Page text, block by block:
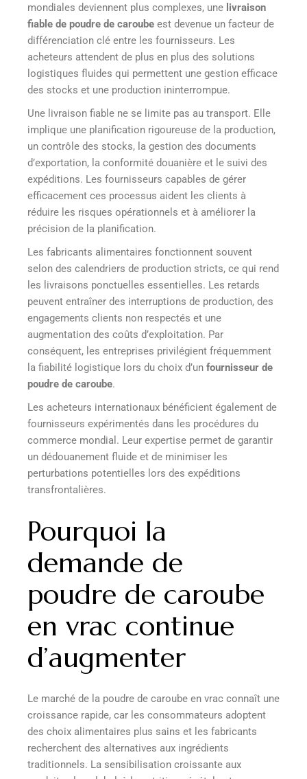
mondiales deviennent plus complexes, une livraison
fiable de poudre de caroube est devenue un facteur de
différenciation clé entre les fournisseurs. Les
acheteurs attendent de plus en plus des solutions
logistiques fluides qui permettent une gestion efficace
des stocks et une production ininterrompue.
Une livraison fiable ne se limite pas au transport. Elle
implique une planification rigoureuse de la production,
un contrôle des stocks, la gestion des documents
d’exportation, la conformité douanière et le suivi des
expéditions. Les fournisseurs capables de gérer
efficacement ces processus aident les clients à
réduire les risques opérationnels et à améliorer la
précision de la planification.
Les fabricants alimentaires fonctionnent souvent
selon des calendriers de production stricts, ce qui rend
les livraisons ponctuelles essentielles. Les retards
peuvent entraîner des interruptions de production, des
engagements clients non respectés et une
augmentation des coûts d’exploitation. Par
conséquent, les entreprises privilégient fréquemment
la fiabilité logistique lors du choix d’un fournisseur de
poudre de caroube.
Les acheteurs internationaux bénéficient également de
fournisseurs expérimentés dans les procédures du
commerce mondial. Leur expertise permet de garantir
un dédouanement fluide et de minimiser les
perturbations potentielles lors des expéditions
transfrontalières.
Pourquoi la
demande de
poudre de caroube
en vrac continue
d’augmenter
Le marché de la poudre de caroube en vrac connaît une
croissance rapide, car les consommateurs adoptent
des choix alimentaires plus sains et les fabricants
recherchent des alternatives aux ingrédients
traditionnels. La sensibilisation croissante aux